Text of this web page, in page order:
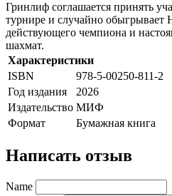
Гринлиф соглашается принять
турнире и случайно
действующего чемпиона и
шахмат.
Характеристики
ISBN
978-5-00250-811-2
Год издания
2026
Издательство МИФ
Формат
Бумажная книга
Написать отзыв
Name